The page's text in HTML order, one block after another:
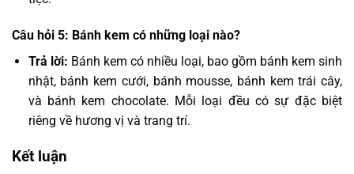
Câu hỏi 5: Bánh kem có những loại nào?
Trả lời: Bánh kem có nhiều loại, bao gồm bánh kem sinh
nhật, bánh kem cưới, bánh mousse, bánh kem trái cây,
và bánh kem chocolate. Mỗi loại đều có sự đặc biệt
riêng về hương vị và trang trí.
Kết luận